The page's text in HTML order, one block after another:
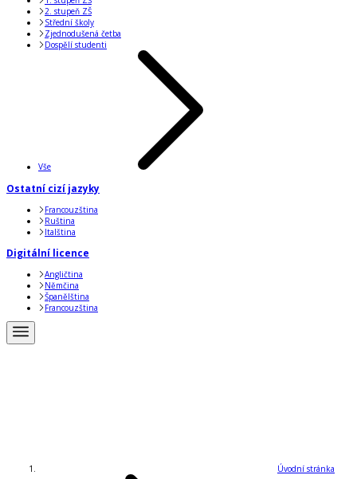
2. stupeň ZŠ
Střední školy
Zjednodušená četba
Dospělí studenti
Vše
Ostatní cizí jazyky
Francouzština
Ruština
Italština
Digitální licence
Angličtina
Němčina
Španělština
Francouzština
Úvodní stránka